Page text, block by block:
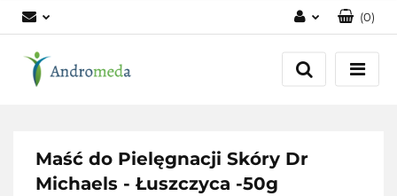
Zaloguj się
Zarejestruj się
(0)
Maść do Pielęgnacji Skóry Dr
Michaels - Łuszczyca -50g